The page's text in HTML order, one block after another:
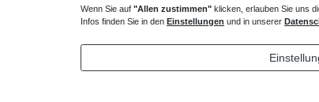
Duschwanne Montagewinkel Wandwinkel
34,65 € *
Wenn Sie auf "Allen zustimmen" klicken, erlauben Sie uns
Infos finden Sie in den Einstellungen und in unserer